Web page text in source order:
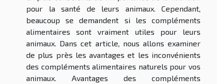
pour la santé de leurs animaux. Cependant,
beaucoup se demandent si les compléments
alimentaires sont vraiment utiles pour leurs
animaux. Dans cet article, nous allons examiner
de plus près les avantages et les inconvénients
des compléments alimentaires naturels pour vos
animaux. Avantages des compléments